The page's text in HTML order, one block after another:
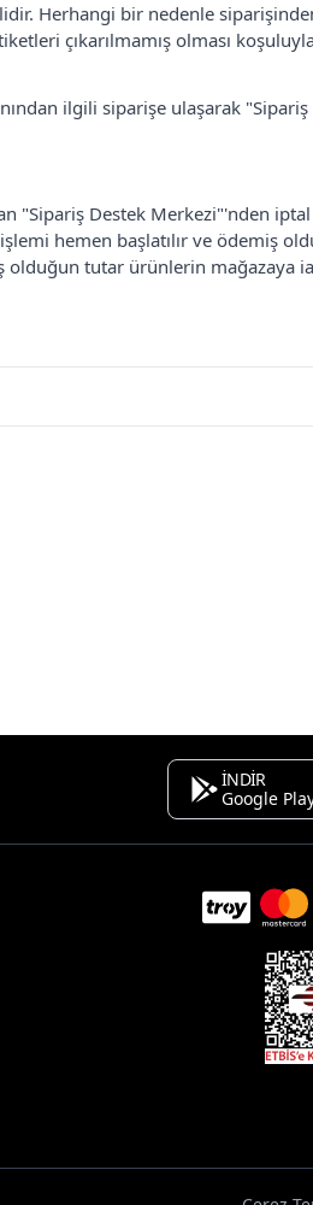
Herhangi bir nedenle
çıkarılmamış olması
ilgili siparişe ulaşarak
"Sipariş Destek Merkezi"'nden
hemen başlatılır ve ödemiş
olduğun tutar ürünlerin mağazaya
İNDİR
Google